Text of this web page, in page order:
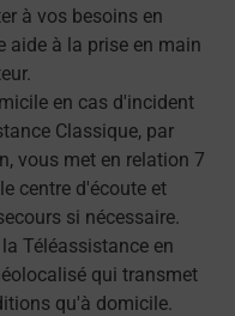
à vos besoins en
aide à la prise en main
en cas d'incident
Classique, par
vous met en relation 7
centre d'écoute et
si nécessaire.
Téléassistance en
qui transmet
qu'à domicile.